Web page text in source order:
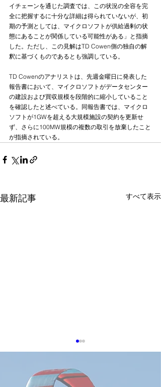
イチェーンを通じた調査では、この状況の全容を完
全に把握するに十分な詳細は得られていないが、初
期の予測としては、マイクロソフトが供給過剰の状
態にあることが関係している可能性がある」と指摘
した。ただし、この見解はTD Cowen側の独自の解
釈に基づくものであるとも強調している。
TD Cowenのアナリストは、先週金曜日に発表した
報告書において、マイクロソフトがデータセンター
の建設および買収規模を段階的に縮小していること
を確認したと述べている。同報告書では、マイクロ
ソフトが1GWを超える大規模施設の契約を更新せ
ず、さらに100MW規模の複数の取引を放棄したこと
が指摘されている。
最新記事 すべて表示
化」の予想5論点
2026 OCP APAC Summitは、